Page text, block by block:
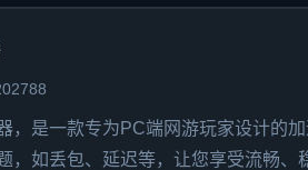
，是一款专为PC端网游玩家设计的
，如丢包、延迟等，让您享受流畅、